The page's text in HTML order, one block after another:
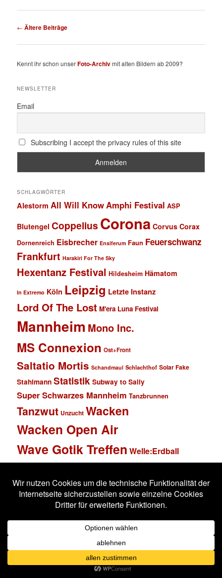
Beitragsnavigation
← Ältere Beiträge
Kennt ihr schon unserFoto-Archivmit alten Bildern ab 2009?
NEWSLETTER
Email
Subscribing I accept the privacy rules of this site
SCHLAGWÖRTER
Alestorm All Will KnowAmphi Festival ASP
Blutengel Coppelius Corona Corvus Corax
Dornenreich Eisbrecher Ensiferum Faun Feuerschwanz
Frankfurt Harakiri For The Sky
Hexentanz Festival Hildesheim Hämatom
In Extremo Köln Leipzig Letzte Instanz
Lord Of The Lost M'era Luna Festival
Mannheim Mono Inc.
MS Connexion Ost+Front
Saltatio Mortis Schandmaul Schlachthof Solar Fake
Stahlmann Statistik Subway to Sally
Super Schwarzes Mannheim Tanzbrunnen
Tanzwut Unzucht Wacken
Wacken Open Air
Wave Gotik Treffen Welle:Erdball
Wiesbaden
Datenschutzerklärung Stolz präsentiert von WordPress